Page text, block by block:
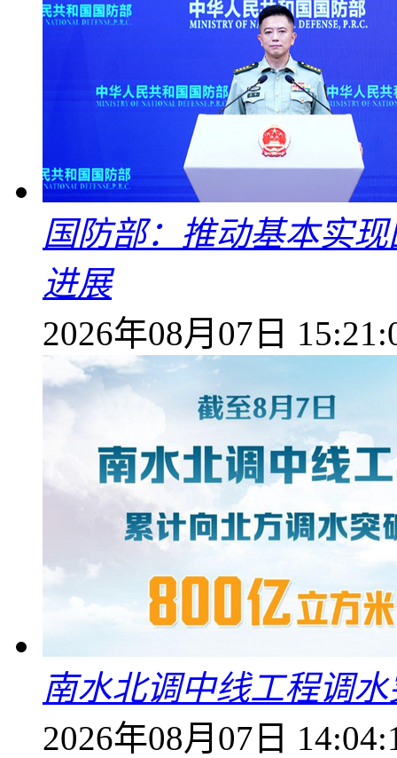
国防部：推动基本实
进展
2026年08月07日
南水北调中线工程调
2026年08月07日